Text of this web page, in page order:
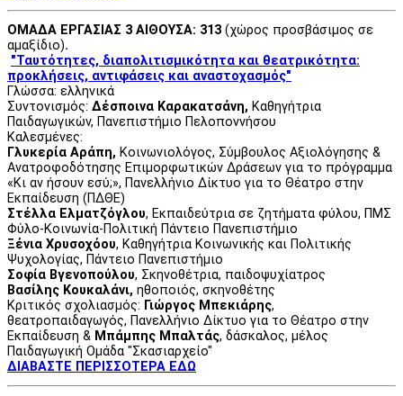
ΟΜΑΔΑ ΕΡΓΑΣΙΑΣ 3 ΑΙΘΟΥΣΑ: 313 (χώρος προσβάσιμος σε
αμαξίδιο).
"Ταυτότητες, διαπολιτισμικότητα και θεατρικότητα:
προκλήσεις, αντιφάσεις και αναστοχασμός"
Γλώσσα: ελληνικά
Συντονισμός: Δέσποινα Καρακατσάνη, Καθηγήτρια
Παιδαγωγικών, Πανεπιστήμιο Πελοποννήσου
Καλεσμένες:
Γλυκερία Αράπη, Κοινωνιολόγος, Σύμβουλος Αξιολόγησης &
Ανατροφοδότησης Επιμορφωτικών Δράσεων για το πρόγραμμα
«Κι αν ήσουν εσύ;», Πανελλήνιο Δίκτυο για το Θέατρο στην
Εκπαίδευση (ΠΔΘΕ)
Στέλλα Ελματζόγλου, Εκπαιδεύτρια σε ζητήματα φύλου, ΠΜΣ
Φύλο-Κοινωνία-Πολιτική Πάντειο Πανεπιστήμιο
Ξένια Χρυσοχόου, Καθηγήτρια Κοινωνικής και Πολιτικής
Ψυχολογίας, Πάντειο Πανεπιστήμιο
Σοφία Βγενοπούλου, Σκηνοθέτρια, παιδοψυχίατρος
Βασίλης Κουκαλάνι, ηθοποιός, σκηνοθέτης
Κριτικός σχολιασμός: Γιώργος Μπεκιάρης,
θεατροπαιδαγωγός, Πανελλήνιο Δίκτυο για το Θέατρο στην
Εκπαίδευση & Μπάμπης Μπαλτάς, δάσκαλος, μέλος
Παιδαγωγική Ομάδα "Σκασιαρχείο"
ΔΙΑΒΑΣΤΕ ΠΕΡΙΣΣΟΤΕΡΑ ΕΔΩ